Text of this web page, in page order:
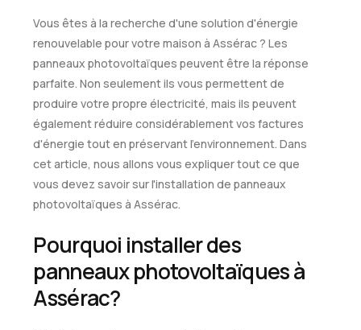
Vous êtes à la recherche d'une solution d'énergie
renouvelable pour votre maison à Assérac ? Les
panneaux photovoltaïques peuvent être la réponse
parfaite. Non seulement ils vous permettent de
produire votre propre électricité, mais ils peuvent
également réduire considérablement vos factures
d'énergie tout en préservant l'environnement. Dans
cet article, nous allons vous expliquer tout ce que
vous devez savoir sur l'installation de panneaux
photovoltaïques à Assérac.
Pourquoi installer des
panneaux photovoltaïques à
Assérac?